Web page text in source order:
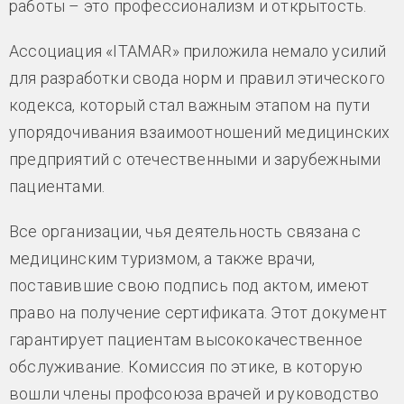
работы – это профессионализм и открытость.
Ассоциация «ITAMAR» приложила немало усилий
для разработки свода норм и правил этического
кодекса, который стал важным этапом на пути
упорядочивания взаимоотношений медицинских
предприятий с отечественными и зарубежными
пациентами.
Все организации, чья деятельность связана с
медицинским туризмом, а также врачи,
поставившие свою подпись под актом, имеют
право на получение сертификата. Этот документ
гарантирует пациентам высококачественное
обслуживание. Комиссия по этике, в которую
вошли члены профсоюза врачей и руководство